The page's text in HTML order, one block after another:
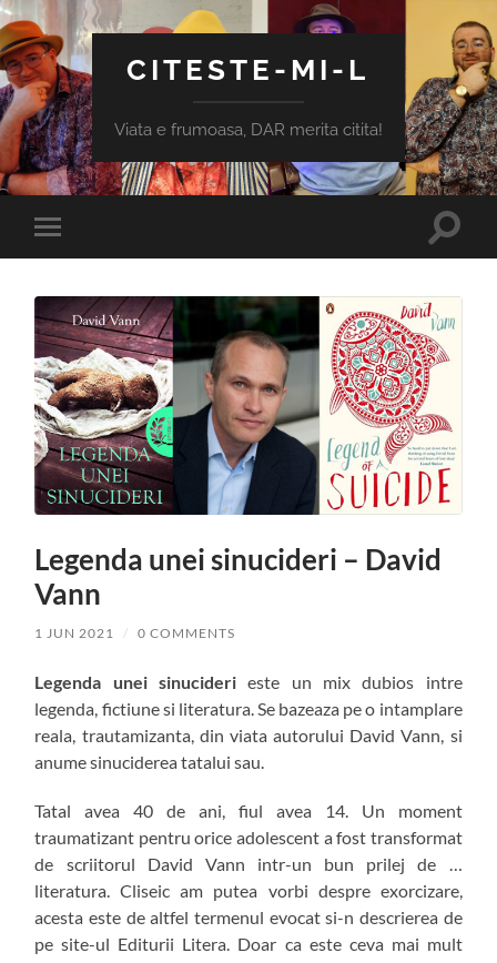
CITESTE-MI-L
Viata e frumoasa, DAR merita citita!
Toggle
mobile
Toggle
Legenda unei sinucideri – David
Vann
1 JUN 2021 / 0 COMMENTS
Legenda unei sinucideri este un mix dubios intre
legenda, fictiune si literatura. Se bazeaza pe o intamplare
reala, trautamizanta, din viata autorului David Vann, si
anume sinuciderea tatalui sau.
Tatal avea 40 de ani, fiul avea 14. Un moment
traumatizant pentru orice adolescent a fost transformat
de scriitorul David Vann intr-un bun prilej de …
literatura. Cliseic am putea vorbi despre exorcizare,
acesta este de altfel termenul evocat si-n descrierea de
pe site-ul Editurii Litera. Doar ca este ceva mai mult